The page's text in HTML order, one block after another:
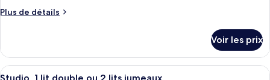
chambre :
chambre
Plus de détails
Plus
le
type
de
Voir les prix
Afficher
Un salon moderne avec un canapé,
7